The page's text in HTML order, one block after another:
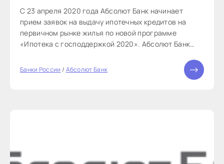
С 23 апреля 2020 года Абсолют Банк начинает
прием заявок на выдачу ипотечных кредитов на
первичном рынке жилья по новой программе
«Ипотека с господдержкой 2020». Абсолют Банк
жилья по рекордно низкой ставке 6, 25% при
Банки России / Абсолют Банк